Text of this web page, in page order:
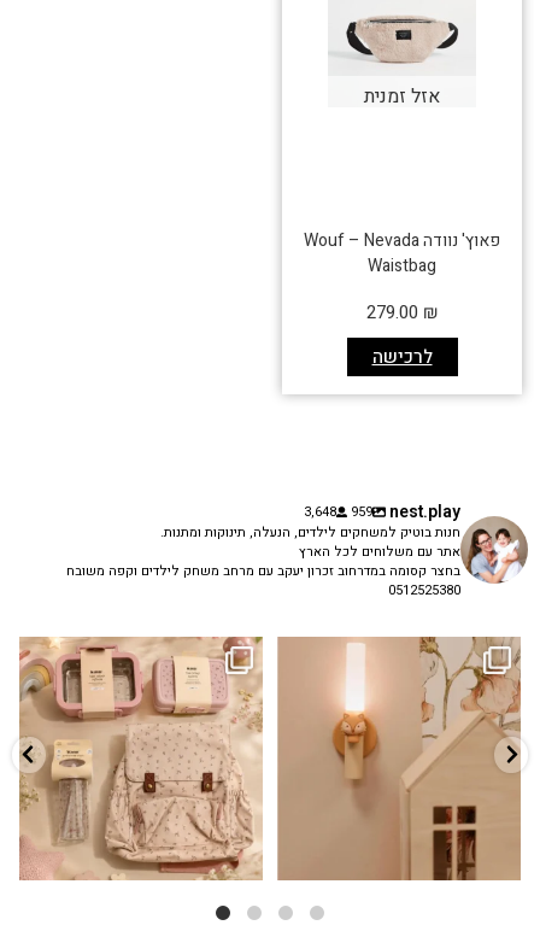
אזל זמנית
פאוץ' נוודה Wouf – Nevada
Waistbag
לרכישה
279.00 ₪
nest.play
959
3,648
חנות בוטיק למשחקים לילדים, הנעלה, תינוקות ומתנות.
אתר עם משלוחים לכל הארץ
בחצר קסומה במדרחוב זכרון יעקב עם מרחב משחק לילדים וקפה משובח
0512525380
✨ חוזרים למסגרת בסטייל! ✨
הקולקציה החדשה...
9 4
גם פריט עיצובי לחדר, גם מנורת לילה
...
3 0